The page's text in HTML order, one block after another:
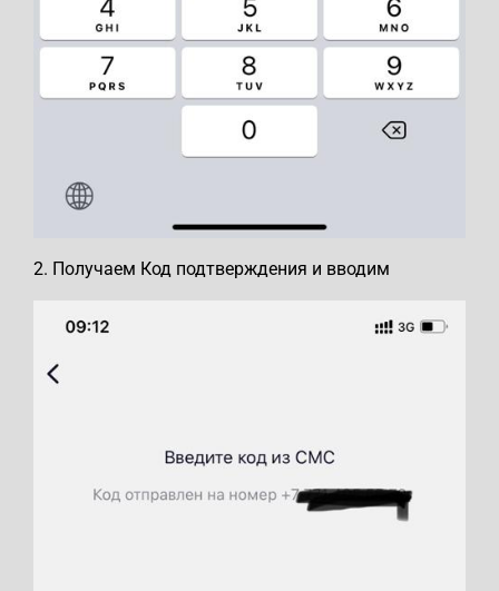
2. Получаем Код подтверждения и вводим